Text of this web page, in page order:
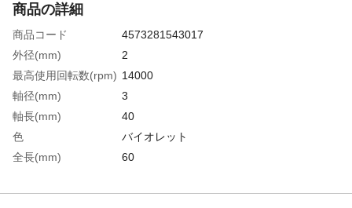
商品の詳細
商品コード
4573281543017
外径(mm)
2
最高使用回転数(rpm) 14000
軸径(mm)
3
軸長(mm)
40
色
バイオレット
全長(mm)
60
粒度(#)
400